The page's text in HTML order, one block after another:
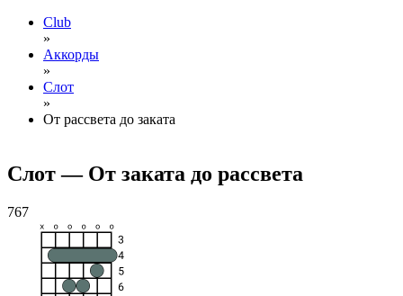
Club
»
Аккорды
»
Слот
»
От рассвета до заката
Слот — От заката до рассвета
767